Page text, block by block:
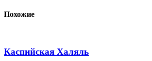
Похожие
Каспийская Халяль